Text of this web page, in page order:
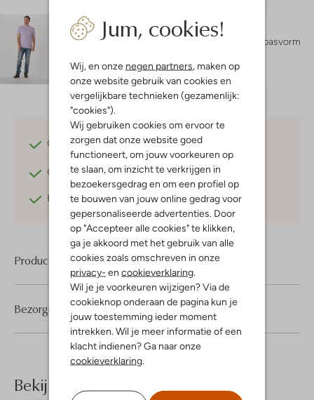
Jum, cookies!
Wij, en onze negen partners, maken op
onze website gebruik van cookies en
vergelijkbare technieken (gezamenlijk:
"cookies").
Wij gebruiken cookies om ervoor te
zorgen dat onze website goed
functioneert, om jouw voorkeuren op
te slaan, om inzicht te verkrijgen in
bezoekersgedrag en om een profiel op
te bouwen van jouw online gedrag voor
gepersonaliseerde advertenties. Door
op "Accepteer alle cookies" te klikken,
ga je akkoord met het gebruik van alle
cookies zoals omschreven in onze
privacy- en cookieverklaring.
Wil je je voorkeuren wijzigen? Via de
cookieknop onderaan de pagina kun je
jouw toestemming ieder moment
intrekken. Wil je meer informatie of een
klacht indienen? Ga naar onze
cookieverklaring.
Maatadvies
Bram is 1 meter 83 lang en draagt maat L.
De pasvorm
Gratis verzendingvanaf €75,-
Gratis retournerenbinnen 30 dagen*
Betaal achterafmet Klarna
Product informatie
Bezorgen & retourneren
Bekijk meer